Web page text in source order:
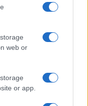
web or
or app.